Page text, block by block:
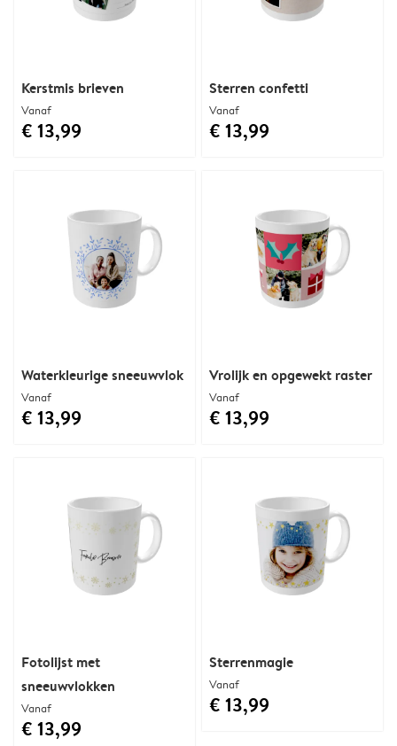
Sterrenmagie
Vanaf
€ 13,99
Fotolijst met
sneeuwvlokken
Vanaf
€ 13,99
Sterren confetti
Vanaf
€ 13,99
Waterkleurige sneeuwvlok
Vanaf
€ 13,99
Vrolijk en opgewekt raster
Vanaf
€ 13,99
Kerstmis brieven
Vanaf
€ 13,99